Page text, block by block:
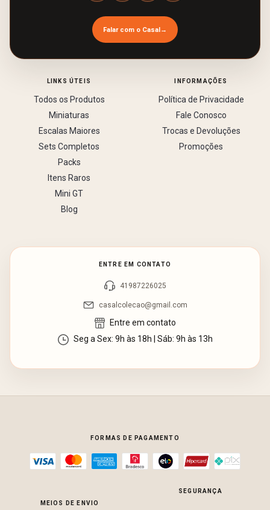
Falar com o Casal→
LINKS ÚTEIS
Todos os Produtos
Miniaturas
Escalas Maiores
Sets Completos
Packs
Itens Raros
Mini GT
Blog
INFORMAÇÕES
Política de Privacidade
Fale Conosco
Trocas e Devoluções
Promoções
ENTRE EM CONTATO
41987226025
casalcolecao@gmail.com
Entre em contato
Seg a Sex: 9h às 18h | Sáb: 9h às 13h
FORMAS DE PAGAMENTO
MEIOS DE ENVIO
SEGURANÇA